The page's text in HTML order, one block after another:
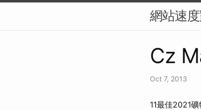
網站速
Cz
Oct 7, 2013
11最佳2021